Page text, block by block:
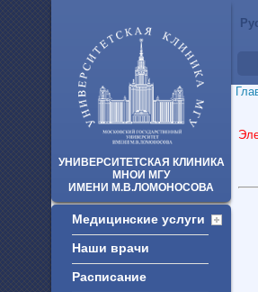
УНИВЕРСИТЕТСКАЯ КЛИНИКА
МНОИ МГУ
ИМЕНИ М.В.ЛОМОНОСОВА
Медицинские услуги
Наши врачи
Расписание